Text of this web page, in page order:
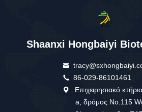
Shaanxi Hongbaiyi
86-029-86101461
Επιχειρησιακό
a, δρόμος No.115